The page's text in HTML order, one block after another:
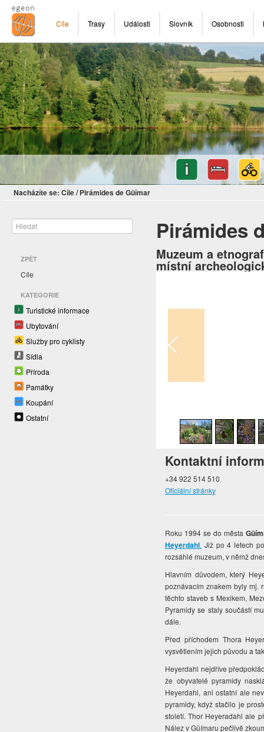
Cíle Trasy Události Slovník Osobnosti
Nacházíte se: Cíle/ Pirámides de Güímar
ZPĚT
Cíle
KATEGORIE
Turistické informace
Ubytování
Služby pro cyklisty
Sídla
Příroda
Památky
Koupání
Ostatní
Pirámides
Muzeum a
místní
Kontaktní
+34 922 514 510
Oficiální stránky
Roku 1994 se do města
Heyerdahl. Již po 4 letech
rozsáhlé muzeum, v němž
Hlavním důvodem, který
poznávacím znakem byly mj.
těchto staveb s Mexikem,
Pyramidy se staly součástí
dále.
Před příchodem Thora
vysvětlením jejich původu a
Heyerdahl nejdříve
že obyvatelé pyramidy
Heyerdahl, ani ostatní ale
pyramidy, když stačilo je
století. Thor Heyeradahl ale
Nález v Güímaru pečlivě